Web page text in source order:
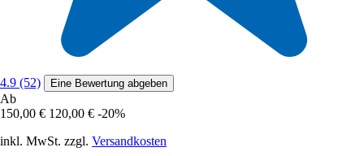
4.9 (52) Eine Bewertung abgeben
Ab
150,00 € 120,00 € -20%
inkl. MwSt. zzgl. Versandkosten